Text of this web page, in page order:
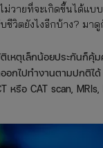
ม่วายที่จะเกิดขึ้นได้
ชีวิตยังไงอีกบ้าง? มา
เหตุเล็กน้อยประกันก็คุ้
อกไปทำงานตามปกติได้
หรือ CAT scan,